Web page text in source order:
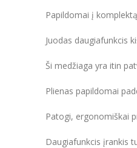
Papildomai į
Juodas daugiafunkcis
Ši medžiaga yra itin
Plienas papildomai
Patogi, ergonomiškai
Daugiafunkcis įrankis